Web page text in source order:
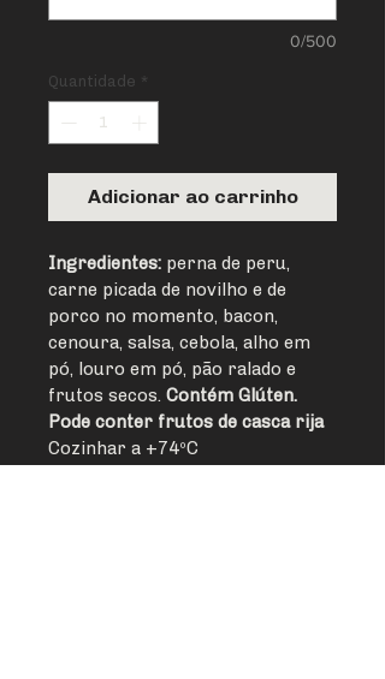
0/500
Quantidade *
Adicionar ao carrinho
Ingredientes: perna de peru,
carne picada de novilho e de
porco no momento, bacon,
cenoura, salsa, cebola, alho em
pó, louro em pó, pão ralado e
frutos secos. Contém Glúten.
Pode conter frutos de casca rija
Cozinhar a +74ºC